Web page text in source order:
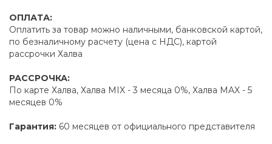
ОПЛАТА:
Оплатить за товар можно наличными, банковской картой,
по безналичному расчету (цена с НДС), картой
рассрочки Халва
РАССРОЧКА:
По карте Халва, Халва MIX - 3 месяца 0%, Халва MAX - 5
месяцев 0%
Гарантия: 60 месяцев от официального представителя